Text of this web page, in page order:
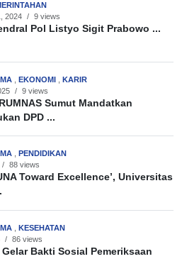
2024 / 9 views
Pol Listyo Sigit Prabowo ...
EKONOMI
KARIR
/ 9 views
Sumut Mandatkan
DPD ...
PENDIDIKAN
/ 88 views
Toward Excellence’, Universitas
KESEHATAN
/ 86 views
Gelar Bakti Sosial Pemeriksaan